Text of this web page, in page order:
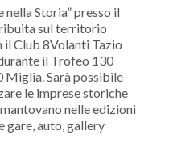
nella Storia” presso il
sul territorio
il Club 8Volanti Tazio
il Trofeo 130
Miglia. Sarà possibile
le imprese storiche
nelle edizioni
gare, auto, gallery